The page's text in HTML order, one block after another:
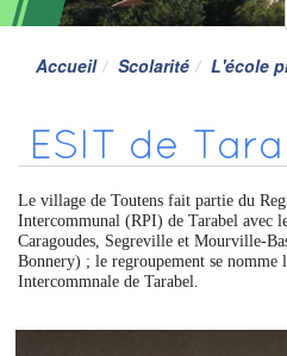
Accueil Scolarité L'école
ESIT de
Le village de Toutens fait partie du
Intercommunal (RPI) de Tarabel avec
Caragoudes, Segreville et Mourville-
Bonnery) ; le regroupement se
Intercommnale de Tarabel.